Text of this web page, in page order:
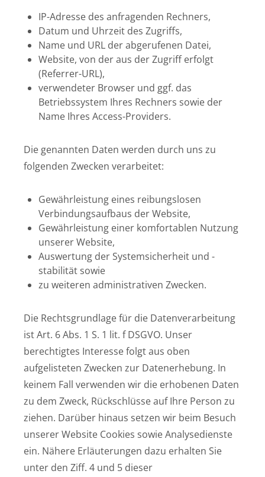
IP-Adresse des anfragenden Rechners,
Datum und Uhrzeit des Zugriffs,
Name und URL der abgerufenen Datei,
Website, von der aus der Zugriff erfolgt
(Referrer-URL),
verwendeter Browser und ggf. das
Betriebssystem Ihres Rechners sowie der
Name Ihres Access-Providers.
Die genannten Daten werden durch uns zu
folgenden Zwecken verarbeitet:
Gewährleistung eines reibungslosen
Verbindungsaufbaus der Website,
Gewährleistung einer komfortablen Nutzung
unserer Website,
Auswertung der Systemsicherheit und -
stabilität sowie
zu weiteren administrativen Zwecken.
Die Rechtsgrundlage für die Datenverarbeitung
ist Art. 6 Abs. 1 S. 1 lit. f DSGVO. Unser
berechtigtes Interesse folgt aus oben
aufgelisteten Zwecken zur Datenerhebung. In
keinem Fall verwenden wir die erhobenen Daten
zu dem Zweck, Rückschlüsse auf Ihre Person zu
ziehen. Darüber hinaus setzen wir beim Besuch
unserer Website Cookies sowie Analysedienste
ein. Nähere Erläuterungen dazu erhalten Sie
unter den Ziff. 4 und 5 dieser